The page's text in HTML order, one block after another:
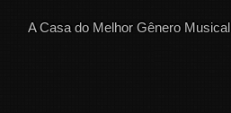
A Casa do Melhor Gênero Musical